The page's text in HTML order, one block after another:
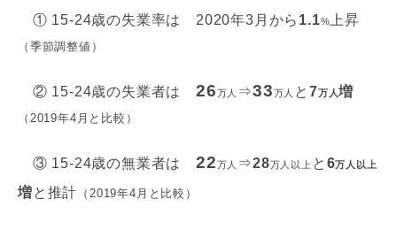
① 15-24歳の失業率は 2020年3月から 1.1% 上昇
（季節調整値）
② 15-24歳の失業者は 26万人 ⇒33万人 と7万人増
（2019年4月と比較）
③ 15-24歳の無業者は 22万人 ⇒28万人以上 と 6万人以上
増と推計 （2019年4月と比較）